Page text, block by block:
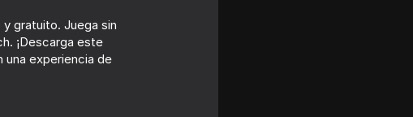
gratuito. Juega sin
¡Descarga este
experiencia de